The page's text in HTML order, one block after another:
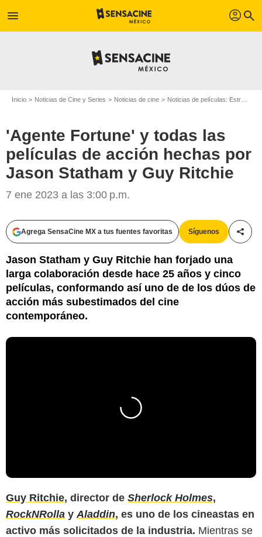
menu profil search
Inicio Noticias de Cine y Series Noticias de cine Noticias de películas: Estreno de película
'Agente Fortune' y todas las
películas de acción hechas por
Jason Statham y Guy Ritchie
7 ene 2023 a las 3:00 p.m.
Agrega SensaCine MX a tus fuentes favoritas Síguenos
Jason Statham y Guy Ritchie han forjado una
larga colaboración desde hace 25 años y cinco
películas, conformando así uno de de los dúos de
acción más subestimados del cine
contemporáneo.
Guy Ritchie, director de Sherlock Holmes,
RockNRolla y Aladdin, es uno de los cineastas en
activo más solicitados de la industria. Mientras se